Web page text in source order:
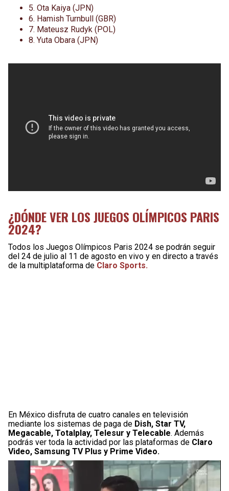
5. Ota Kaiya (JPN)
6. Hamish Turnbull (GBR)
7. Mateusz Rudyk (POL)
8. Yuta Obara (JPN)
¿DÓNDE VER LOS JUEGOS OLÍMPICOS PARIS
2024?
Todos los Juegos Olímpicos Paris 2024 se podrán seguir
del 24 de julio al 11 de agosto en vivo y en directo a través
de la multiplataforma de Claro Sports.
En México disfruta de cuatro canales en televisión
mediante los sistemas de paga de Dish, Star TV,
Megacable, Totalplay, Telesur y Telecable. Además
podrás ver toda la actividad por las plataformas de Claro
Video, Samsung TV Plus y Prime Video.